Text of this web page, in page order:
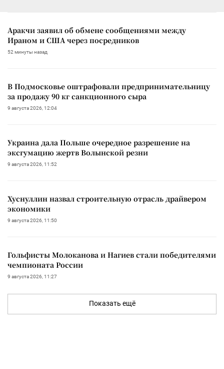
Аракчи заявил об обмене сообщениями между
Ираном и США через посредников
52 минуты назад
В Подмосковье оштрафовали предпринимательницу
за продажу 90 кг санкционного сыра
9 августа 2026, 12:04
Украина дала Польше очередное разрешение на
эксгумацию жертв Волынской резни
9 августа 2026, 11:52
Хуснуллин назвал строительную отрасль драйвером
экономики
9 августа 2026, 11:50
Гольфисты Молоканова и Нагиев стали победителями
чемпионата России
9 августа 2026, 11:27
Показать ещё